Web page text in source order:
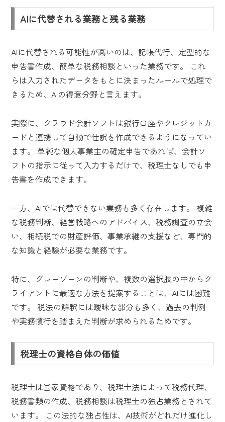
AIに代替される業務と残る業務
AIに代替される可能性が高いのは、記帳代行、定型的な
申告書作成、簡単な税務相談といった業務です。 これ
らは入力されたデータをもとに決まったルールで処理で
きるため、AIの得意分野と言えます。
実際に、クラウド会計ソフトは銀行口座やクレジットカ
ードと連携して自動で仕訳を作成できるようになってい
ます。 単純な個人事業主の確定申告であれば、会計ソ
フトの指示に従って入力するだけで、税理士なしでも申
告書を作成できます。
一方、AIでは代替できない業務も多く存在します。 複雑
な税務判断、経営戦略へのアドバイス、税務調査の立会
い、相続税での財産評価、事業承継の支援など、専門的
な知識と経験が必要な業務です。
特に、グレーゾーンの判断や、複数の選択肢の中からク
ライアントに最適な方法を提案することは、AIには困難
です。 税法の解釈には曖昧な部分も多く、過去の判例
や実務慣行を踏まえた判断が求められるためです。
税理士の資格自体の価値
税理士は国家資格であり、税理士法によって税務代理、
税務書類の作成、税務相談は税理士の独占業務とされて
います。 この法的な独占性は、AI技術がどれだけ進化し